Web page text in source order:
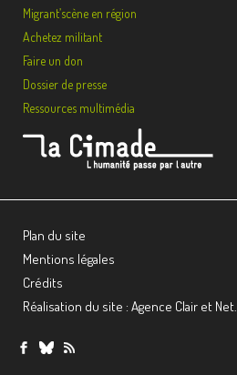
Migrant’scène en région
Achetez militant
Faire un don
Dossier de presse
Ressources multimédia
Plan du site
Mentions légales
Crédits
Réalisation du site : Agence Clair et Net.